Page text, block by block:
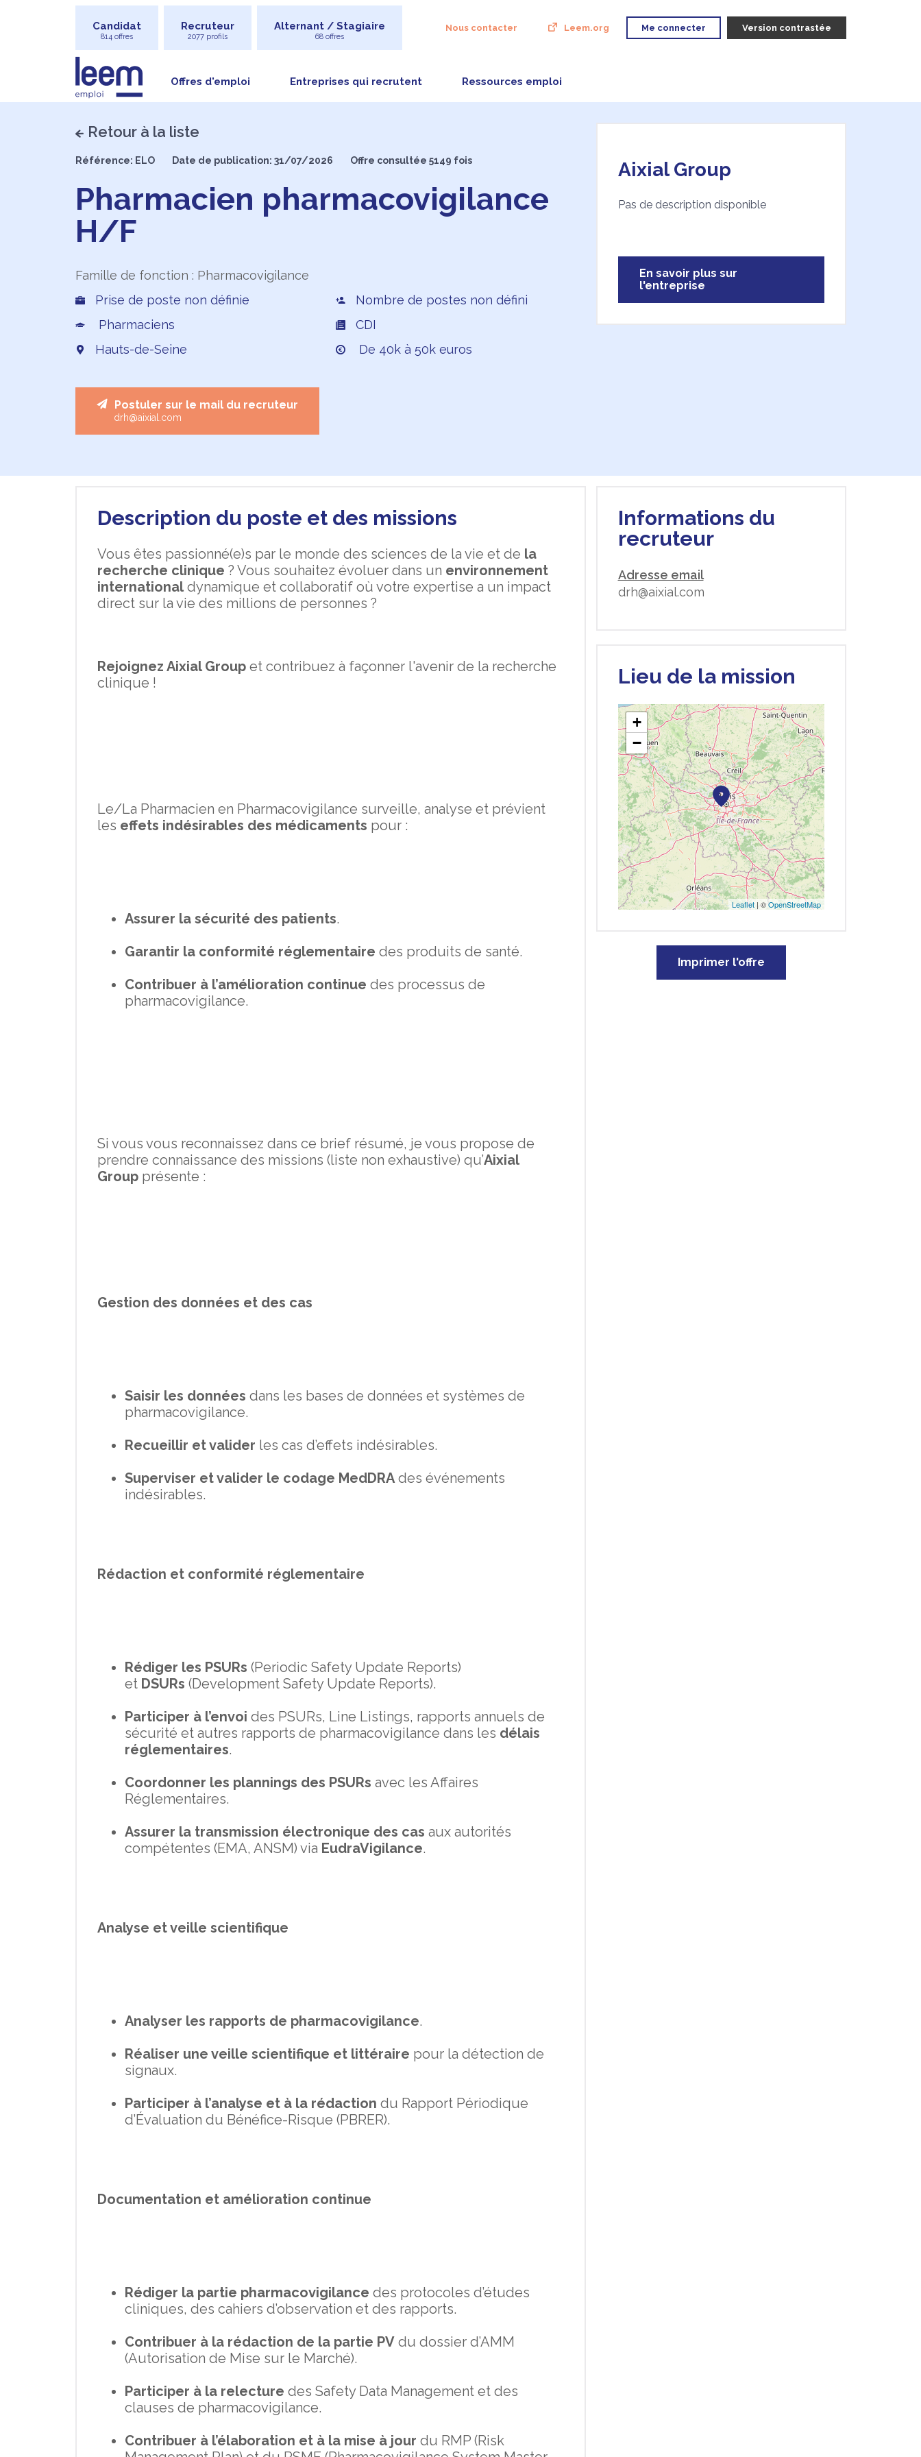
Candidat
814 offres
Recruteur
2077 profils
Alternant / Stagiaire
68 offres
Nous contacter Leem.org Me connecter Version contrastée
Offres d'emploi Entreprises qui recrutent Ressources emploi
Retour à la liste
Référence: ELO Date de publication: 31/07/2026 Offre consultée 5149 fois
Pharmacien pharmacovigilance
H/F
Famille de fonction : Pharmacovigilance
Prise de poste non définie
Pharmaciens
Hauts-de-Seine
Nombre de postes non défini
CDI
De 40k à 50k euros
Postuler sur le mail du recruteur
drh@aixial.com
Aixial Group
Pas de description disponible
En savoir plus sur
l'entreprise
Description du poste et des missions
Vous êtes passionné(e)s par le monde des sciences de la vie et de la
recherche clinique ? Vous souhaitez évoluer dans un environnement
internationaldynamique et collaboratif où votre expertise a un impact
direct sur la vie des millions de personnes ?
Rejoignez Aixial Groupet contribuez à façonner l'avenir de la recherche
clinique !
Le/La Pharmacien en Pharmacovigilance surveille, analyse et prévient
les effets indésirables des médicaments pour :
Assurer la sécurité des patients.
Garantir la conformité réglementaire des produits de santé.
Contribuer à l’amélioration continue des processus de
pharmacovigilance.
Si vous vous reconnaissez dans ce brief résumé, je vous propose de
prendre connaissance des missions (liste non exhaustive) qu’Aixial
Group présente :
Gestion des données et des cas
Saisir les données dans les bases de données et systèmes de
pharmacovigilance.
Recueillir et valider les cas d’effets indésirables.
Superviser et valider le codage MedDRAdes événements
indésirables.
Rédaction et conformité réglementaire
Rédiger les PSURs (Periodic Safety Update Reports)
et DSURs (Development Safety Update Reports).
Participer à l’envoi des PSURs, Line Listings, rapports annuels de
sécurité et autres rapports de pharmacovigilance dans les délais
réglementaires.
Coordonner les plannings des PSURs avec les Affaires
Réglementaires.
Assurer la transmission électronique des cas aux autorités
compétentes (EMA, ANSM) via EudraVigilance.
Analyse et veille scientifique
Analyser les rapports de pharmacovigilance.
Réaliser une veille scientifique et littéraire pour la détection de
signaux.
Participer à l’analyse et à la rédaction du Rapport Périodique
d’Évaluation du Bénéfice-Risque (PBRER).
Documentation et amélioration continue
Rédiger la partie pharmacovigilance des protocoles d’études
cliniques, des cahiers d’observation et des rapports.
Contribuer à la rédaction de la partie PVdu dossier d’AMM
(Autorisation de Mise sur le Marché).
Participer à la relecture des Safety Data Management et des
clauses de pharmacovigilance.
Contribuer à l’élaboration et à la mise à jour du RMP (Risk
Informations du
recruteur
Adresse email
drh@aixial.com
Lieu de la mission
+
−
Leaflet| ©OpenStreetMap
Imprimer l'offre